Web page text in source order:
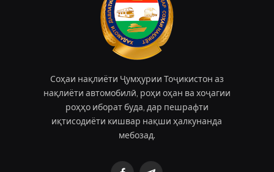
Соҳаи нақлиёти Ҷумҳурии Тоҷикистон аз
нақлиёти автомобилӣ, роҳи оҳан ва хоҷагии
роҳҳо иборат буда, дар пешрафти
иқтисодиёти кишвар нақши ҳалкунанда
мебозад.